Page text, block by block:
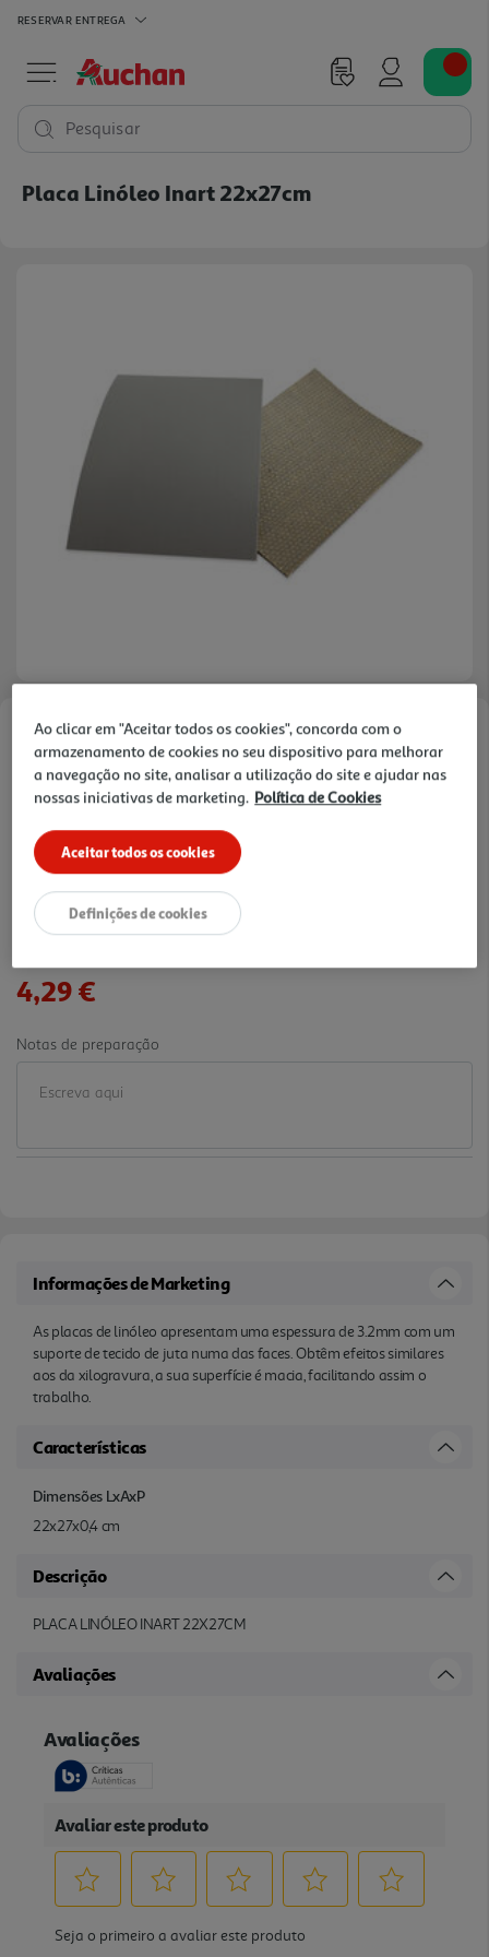
RESERVAR ENTREGA
Pesquisar
Placa Linóleo Inart 22x27cm
Faça a sua avaliação
As placas de linóleo apresentam uma espessura de
3.2mm com um suporte de tecido de juta numa
das faces. Obtêm efeitos similares aos da
xilogravura, a sua superfície é macia, facilitando
assim o trabalho.
4.29 €/un
4,29 €
Notas de preparação
Informações de Marketing
As placas de linóleo apresentam uma espessura de 3.2mm com um
suporte de tecido de juta numa das faces. Obtêm efeitos similares
aos da xilogravura, a sua superfície é macia, facilitando assim o
trabalho.
Características
Dimensões LxAxP
22x27x0,4 cm
Descrição
PLACA LINÓLEO INART 22X27CM
Avaliações
Ao clicar em "Aceitar todos os cookies", concorda com o
armazenamento de cookies no seu dispositivo para melhorar
a navegação no site, analisar a utilização do site e ajudar nas
nossas iniciativas de marketing. Política de Cookies
Aceitar todos os cookies
Definições de cookies